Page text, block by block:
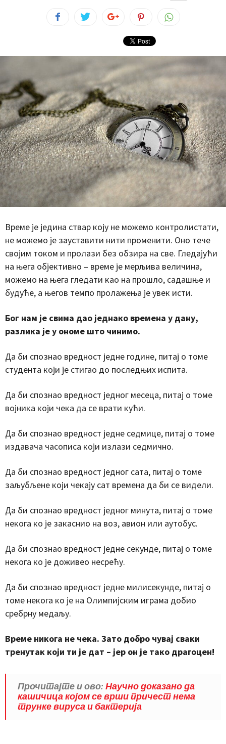
Време је једина ствар коју не можемо контролистати,
не можемо је зауставити нити променити. Оно тече
својим током и пролази без обзира на све. Гледајући
на њега објективно – време је мерљива величина,
можемо на њега гледати као на прошло, садашње и
будуће, а његов темпо пролажења је увек исти.
Бог нам је свима дао једнако времена у дану,
разлика је у ономе што чинимо.
Да би спознао вредност једне године, питај о томе
студента који је стигао до последњих испита.
Да би спознао вредност једног месеца, питај о томе
војника који чека да се врати кући.
Да би спознао вредност једне седмице, питај о томе
издавача часописа који излази седмично.
Да би спознао вредност једног сата, питај о томе
заљубљене који чекају сат времена да би се видели.
Да би спознао вредност једног минута, питај о томе
некога ко је закаснио на воз, авион или аутобус.
Да би спознао вредност једне секунде, питај о томе
некога ко је доживео несрећу.
Да би спознао вредност једне милисекунде, питај о
томе некога ко је на Олимпијским играма добио
сребрну медаљу.
Време никога не чека. Зато добро чувај сваки
тренутак који ти је дат – јер он је тако драгоцен!
Прочитајте и ово: Научно доказано да
кашичица којом се врши причест нема
трунке вируса и бактерија